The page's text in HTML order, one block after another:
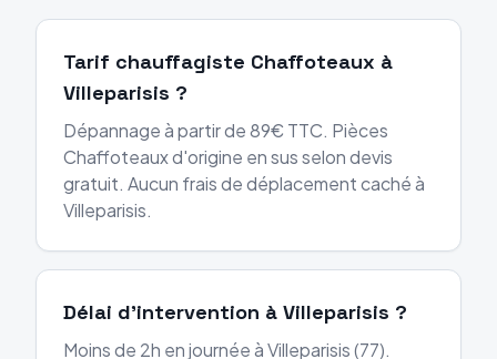
Tarif chauffagiste Chaffoteaux à
Villeparisis ?
Dépannage à partir de 89€ TTC. Pièces
Chaffoteaux d'origine en sus selon devis
gratuit. Aucun frais de déplacement caché à
Villeparisis.
Délai d'intervention à Villeparisis ?
Moins de 2h en journée à Villeparisis (77).